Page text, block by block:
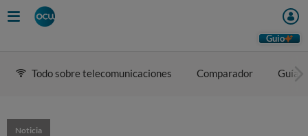
Guio
Todo sobre telecomunicaciones Comparador Guía
Noticia